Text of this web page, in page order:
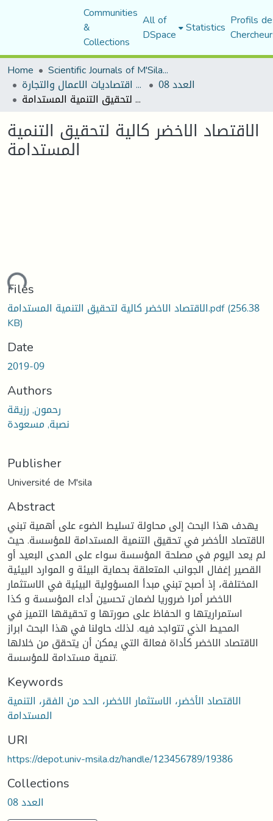
Communities
&
Collections
All of
DSpace Statistics Profils
Home
Scientific Journals of M'Sila University
مجلة اقتصاديات الاعمال والتجارة العدد 08
الاقتصاد الاخضر كالية لتحقيق التنمية المستدامة
الاقتصاد الاخضر كالية لتحقيق التنمية
المستدامة
Files
الاقتصاد الاخضر كالية لتحقيق التنمية المستدامة.pdf(256.38
KB)
Date
2019-09
Authors
رحمون, رزيقة
نصبة, مسعودة
Publisher
Université de M'sila
Abstract
يهدف هذا البحث إلى محاولة تسليط الضوء على أهمية تبني
الاقتصاد الأخضر في تحقيق التنمية المستدامة للمؤسسة. حيث
لم يعد اليوم في مصلحة المؤسسة سواء على المدى البعيد أو
القصير إغفال الجوانب المتعلقة بحماية البيئة و الموارد البيئية
المختلفة، إذ أصبح تبني مبدأ المسؤولية البيئية في الاستثمار
الاخضر أمرا ضروريا لضمان تحسين أداء المؤسسة و كذا
استمراريتها و الحفاظ على صورتها و تحقيقها التميز في
المحيط الذي تتواجد فيه. لذلك حاولنا في هذا البحث ابراز
الاقتصاد الاخضر كأداة فعالة التي يمكن أن يتحقق من خلالها
تنمية مستدامة للمؤسسة.
Keywords
الاقتصاد الأخضر، الاستثمار الاخضر، الحد من الفقر، التنمية
المستدامة
URI
https://depot.univ-msila.dz/handle/123456789/19386
Collections
العدد 08